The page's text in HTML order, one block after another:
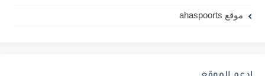
موقع ahaspoorts